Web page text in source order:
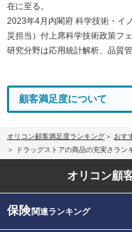
在に至る。
2023年4月内閣府 科学技術・イ
災担当）付上席科学技術政策フ
研究分野は応用統計解析、品質
顧客満足度について
オリコン顧客満足度ランキング
おす
ドラッグストアの商品の充実さラン
オリコン顧
保険関連ランキング